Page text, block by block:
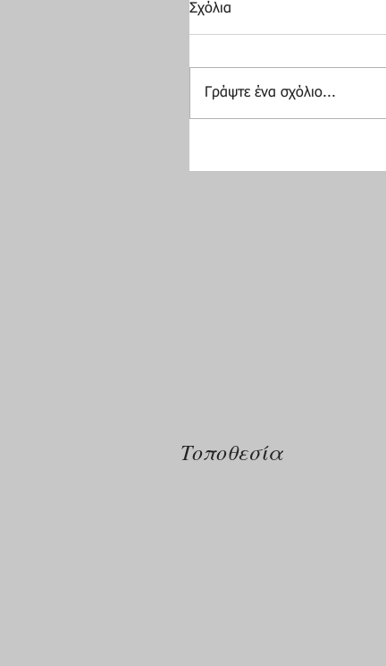
Σχόλια
Γράψτε ένα σχόλιο...
Τοποθεσία